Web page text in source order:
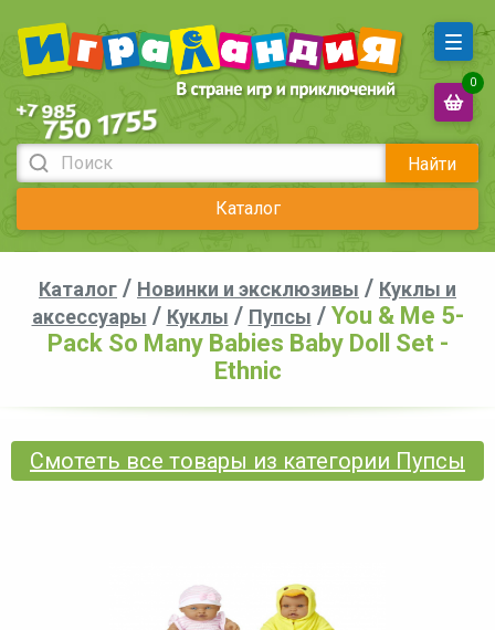
Найти
Каталог
0
Каталог / Новинки и эксклюзивы / Куклы и
аксессуары / Куклы / Пупсы / You & Me 5-
Pack So Many Babies Baby Doll Set -
Ethnic
Смотеть все товары из категории Пупсы